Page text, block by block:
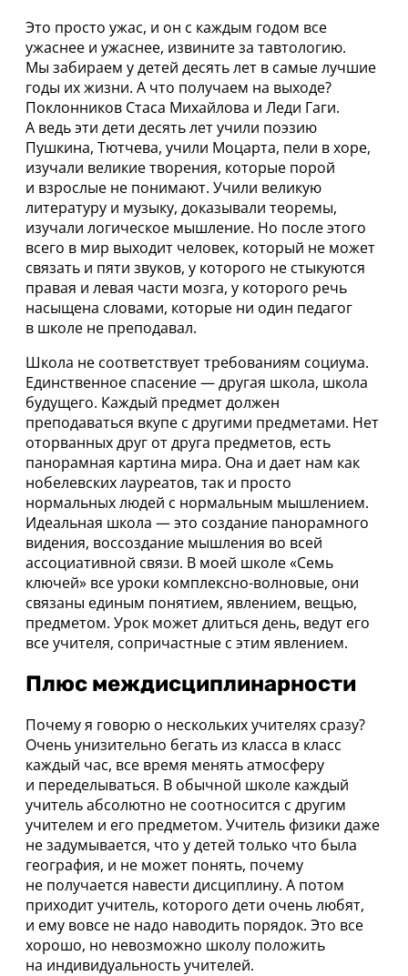
Это просто ужас, и он с каждым годом все
ужаснее и ужаснее, извините за тавтологию.
Мы забираем у детей десять лет в самые лучшие
годы их жизни. А что получаем на выходе?
Поклонников Стаса Михайлова и Леди Гаги.
А ведь эти дети десять лет учили поэзию
Пушкина, Тютчева, учили Моцарта, пели в хоре,
изучали великие творения, которые порой
и взрослые не понимают. Учили великую
литературу и музыку, доказывали теоремы,
изучали логическое мышление. Но после этого
всего в мир выходит человек, который не может
связать и пяти звуков, у которого не стыкуются
правая и левая части мозга, у которого речь
насыщена словами, которые ни один педагог
в школе не преподавал.
Школа не соответствует требованиям социума.
Единственное спасение — другая школа, школа
будущего. Каждый предмет должен
преподаваться вкупе с другими предметами. Нет
оторванных друг от друга предметов, есть
панорамная картина мира. Она и дает нам как
нобелевских лауреатов, так и просто
нормальных людей с нормальным мышлением.
Идеальная школа — это создание панорамного
видения, воссоздание мышления во всей
ассоциативной связи. В моей школе «Семь
ключей» все уроки комплексно-волновые, они
связаны единым понятием, явлением, вещью,
предметом. Урок может длиться день, ведут его
все учителя, сопричастные с этим явлением.
Плюс междисциплинарности
Почему я говорю о нескольких учителях сразу?
Очень унизительно бегать из класса в класс
каждый час, все время менять атмосферу
и переделываться. В обычной школе каждый
учитель абсолютно не соотносится с другим
учителем и его предметом. Учитель физики даже
не задумывается, что у детей только что была
география, и не может понять, почему
не получается навести дисциплину. А потом
приходит учитель, которого дети очень любят,
и ему вовсе не надо наводить порядок. Это все
хорошо, но невозможно школу положить
на индивидуальность учителей.